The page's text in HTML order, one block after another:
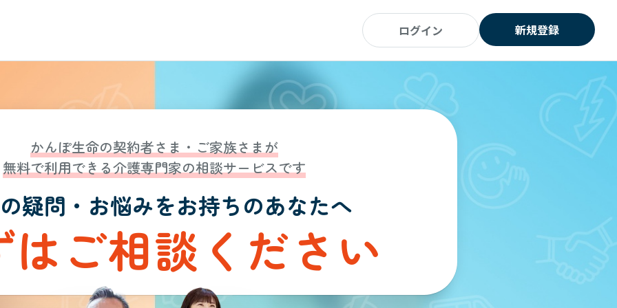
ログイン 新規登録
かんぽ生命の契約者さま・ご家族さまが
無料で利用できる介護専門家の相談サービスです
疑問・お悩みをお持ちのあなたへ
はご相談ください